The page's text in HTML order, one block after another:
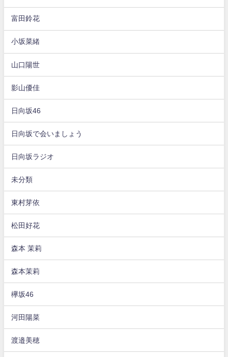
富田鈴花
小坂菜緒
山口陽世
影山優佳
日向坂46
日向坂で会いましょう
日向坂ラジオ
未分類
東村芽依
松田好花
森本 茉莉
森本茉莉
欅坂46
河田陽菜
渡邉美穂